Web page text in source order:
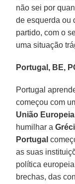
não sei por
de esquerda ou
partido, com o
uma situação
Portugal, BE,
Portugal
começou com
União Europeia
humilhar a
Portugal
as suas
política
brechas, das